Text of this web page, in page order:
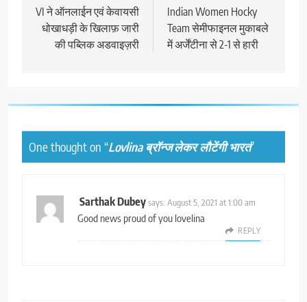
navigation
VI ने ऑनलाईन एवं केवायसी
धोखाधड़ी के खिलाफ़ जारी
की पब्लिक अडवाइज़री
Indian Women Hocky
Team सेमीफाइनल मुकाबले
में अर्जेंटीना से 2-1 से हारी
One thought on “Lovlina ब्रॉन्ज लेकर लौटेंगी भारत”
Sarthak Dubeysays: August 5, 2021 at 1:00 am
Good news proud of you lovelina
REPLY